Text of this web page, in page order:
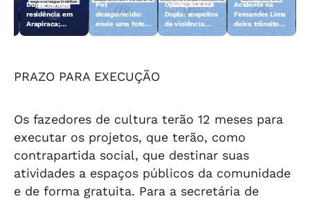
Dupla invade
residência em
Arapiraca;
Pet
desaparecido:
envie uma foto
Operação Face
Dupla: suspeitos
de violência
Acidente na
Fernandes Lima
deixa trânsito
PRAZO PARA EXECUÇÃO
Os fazedores de cultura terão 12 meses para
executar os projetos, que terão, como
contrapartida social, que destinar suas
atividades a espaços públicos da comunidade
e de forma gratuita. Para a secretária de